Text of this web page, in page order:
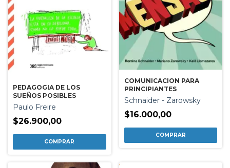
PEDAGOGIA DE LOS
SUEÑOS POSIBLES
Paulo Freire
$26.900,00
COMUNICACION PARA
PRINCIPIANTES
Schnaider - Zarowsky
$16.000,00